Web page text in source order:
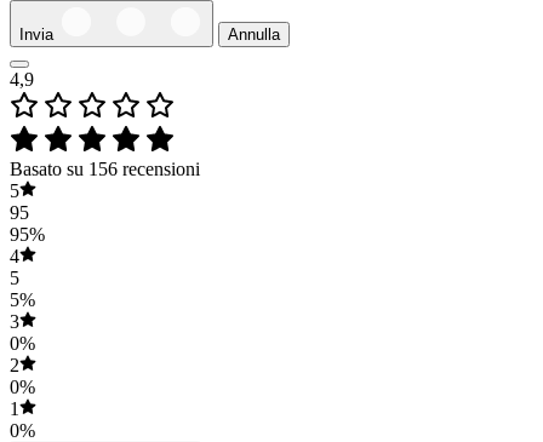
Invia Annulla
4,9
Basato su 156 recensioni
5
95
95%
4
5
5%
3
0%
2
0%
1
0%